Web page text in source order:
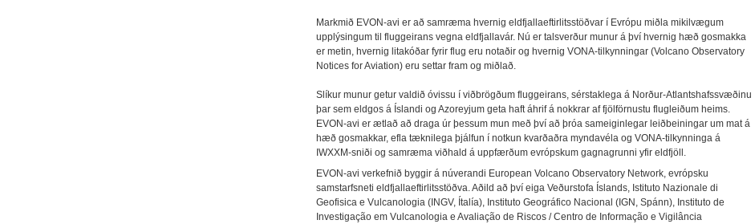
Markmið EVON-avi er að samræma hvernig eldfjallaeftirlitsstöðvar í Evrópu miðla mikilvægum
upplýsingum til fluggeirans vegna eldfjallavár. Nú er talsverður munur á því hvernig hæð gosmakka
er metin, hvernig litakóðar fyrir flug eru notaðir og hvernig VONA-tilkynningar (Volcano Observatory
Notices for Aviation) eru settar fram og miðlað.
Slíkur munur getur valdið óvissu í viðbrögðum fluggeirans, sérstaklega á Norður-Atlantshafssvæðinu
þar sem eldgos á Íslandi og Azoreyjum geta haft áhrif á nokkrar af fjölförnustu flugleiðum heims.
EVON-avi er ætlað að draga úr þessum mun með því að þróa sameiginlegar leiðbeiningar um mat á
hæð gosmakkar, efla tæknilega þjálfun í notkun kvarðaðra myndavéla og VONA-tilkynninga á
IWXXM-sniði og samræma viðhald á uppfærðum evrópskum gagnagrunni yfir eldfjöll.
EVON-avi verkefnið byggir á núverandi European Volcano Observatory Network, evrópsku
samstarfsneti eldfjallaeftirlitsstöðva. Aðild að því eiga Veðurstofa Íslands, Istituto Nazionale di
Geofisica e Vulcanologia (INGV, Ítalía), Instituto Geográfico Nacional (IGN, Spánn), Instituto de
Investigação em Vulcanologia e Avaliação de Riscos / Centro de Informação e Vigilância